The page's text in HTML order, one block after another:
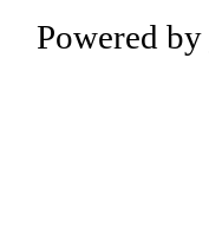
Powered by